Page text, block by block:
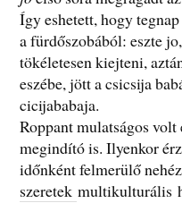
Így eshetett, hogy
a fürdőszobából: eszte
tökéletesen kiejteni,
eszébe, jött a csicsija
cicijababaja.
Roppant mulatságos
megindító is. Ilyenkor
időnként felmerülő
szeretek multikulturális